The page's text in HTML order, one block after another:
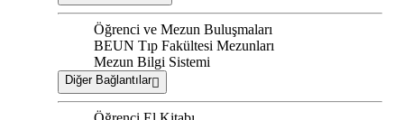
Öğrenci ve Mezun Buluşmaları
BEUN Tıp Fakültesi Mezunları
Mezun Bilgi Sistemi
Diğer Bağlantılar